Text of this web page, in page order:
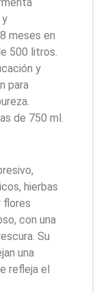
meses en
500 litros.
y
para
de 750 ml.
hierbas
flores
con una
Su
una
refleja el